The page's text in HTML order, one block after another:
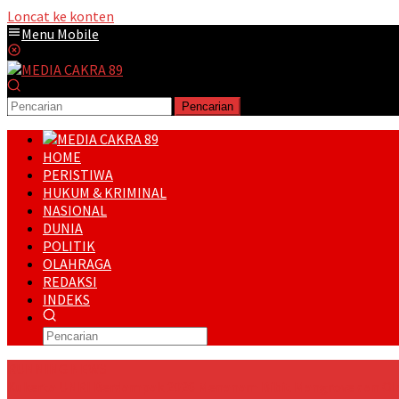
Loncat ke konten
Menu Mobile
Pencarian
HOME
PERISTIWA
HUKUM & KRIMINAL
NASIONAL
DUNIA
POLITIK
OLAHRAGA
REDAKSI
INDEKS